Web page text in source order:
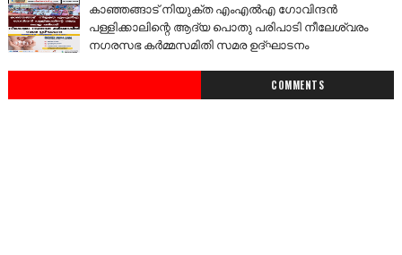
കാഞ്ഞങ്ങാട് നിയുക്ത എംഎൽഎ ഗോവിന്ദൻ
പള്ളിക്കാലിന്റെ ആദ്യ പൊതു പരിപാടി നീലേശ്വരം
നഗരസഭ കർമ്മസമിതി സമര ഉദ്ഘാടനം
COMMENTS